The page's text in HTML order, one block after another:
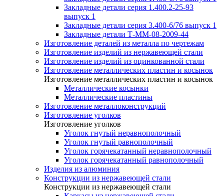
Закладные детали серия 1.400.2-25-93
выпуск 1
Закладные детали серия 3.400-6/76 выпуск 1
Закладные детали Т-ММ-08-2009-44
Изготовление деталей из металла по чертежам
Изготовление изделий из нержавеющей стали
Изготовление изделий из оцинкованной стали
Изготовление металлических пластин и косынок
Изготовление металлических пластин и косынок
Металлические косынки
Металлические пластины
Изготовление металлоконструкций
Изготовление уголков
Изготовление уголков
Уголок гнутый неравнополочный
Уголок гнутый равнополочный
Уголок горячекатанный неравнополочный
Уголок горячекатанный равнополочный
Изделия из алюминия
Конструкции из нержавеющей стали
Конструкции из нержавеющей стали